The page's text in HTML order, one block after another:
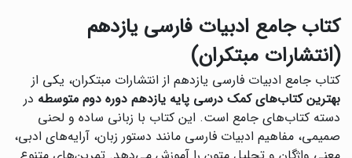
کتاب جامع ادبیات فارسی یازدهم
(انتشارات مبتکران)
کتاب جامع ادبیات فارسی یازدهم از انتشارات مبتکران، یکی از
بهترین کتاب‌های کمک درسی پایه یازدهم دوره دوم متوسطه در
دسته کتاب‌های جامع است. این کتاب با زبانی ساده و لحنی
صمیمی، مفاهیم ادبیات فارسی مانند دستور زبان، آرایه‌های ادبی،